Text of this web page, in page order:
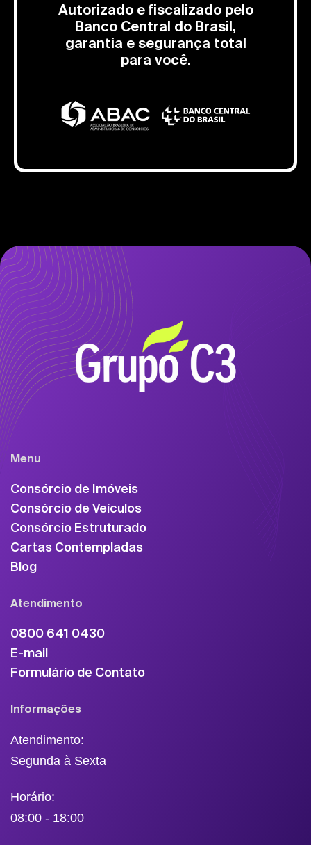
Autorizado e fiscalizado pelo
Banco Central do Brasil,
garantia e segurança total
para você.
Menu
Consórcio de Imóveis
Consórcio de Veículos
Consórcio Estruturado
Cartas Contempladas
Blog
Atendimento
0800 641 0430
E-mail
Formulário de Contato
Informações
Atendimento:
Segunda à Sexta
Horário:
08:00 - 18:00